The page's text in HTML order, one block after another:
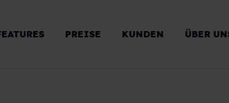
PREISE KUNDEN ÜBER